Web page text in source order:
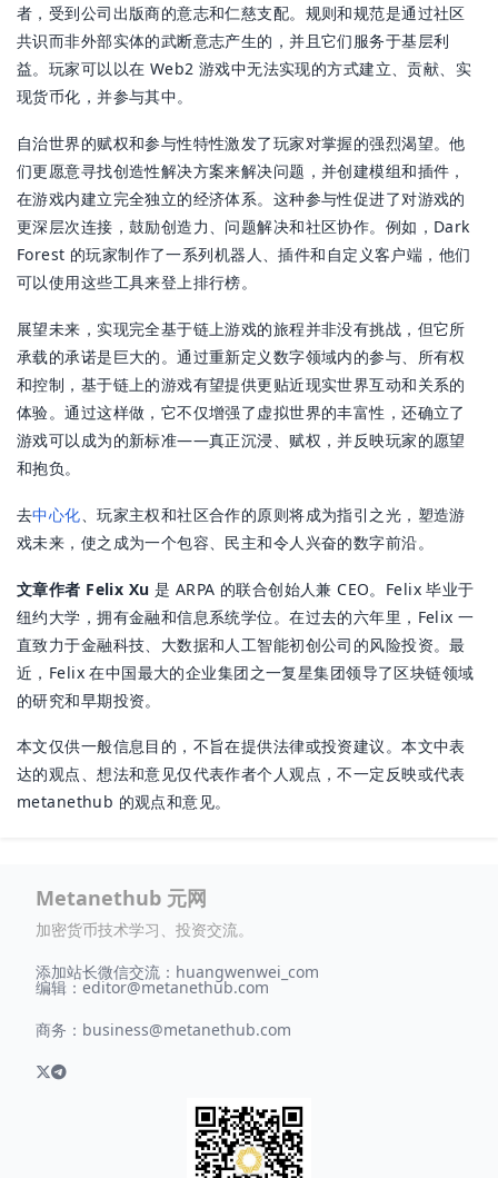
者，受到公司出版商的意志和仁慈支配。规则和规范是通过社区
共识而非外部实体的武断意志产生的，并且它们服务于基层利
益。玩家可以以在 Web2 游戏中无法实现的方式建立、贡献、实
现货币化，并参与其中。
自治世界的赋权和参与性特性激发了玩家对掌握的强烈渴望。他
们更愿意寻找创造性解决方案来解决问题，并创建模组和插件，
在游戏内建立完全独立的经济体系。这种参与性促进了对游戏的
更深层次连接，鼓励创造力、问题解决和社区协作。例如，Dark
Forest 的玩家制作了一系列机器人、插件和自定义客户端，他们
可以使用这些工具来登上排行榜。
展望未来，实现完全基于链上游戏的旅程并非没有挑战，但它所
承载的承诺是巨大的。通过重新定义数字领域内的参与、所有权
和控制，基于链上的游戏有望提供更贴近现实世界互动和关系的
体验。通过这样做，它不仅增强了虚拟世界的丰富性，还确立了
游戏可以成为的新标准——真正沉浸、赋权，并反映玩家的愿望
和抱负。
去中心化 、玩家主权和社区合作的原则将成为指引之光，塑造游
戏未来，使之成为一个包容、民主和令人兴奋的数字前沿。
文章作者 Felix Xu 是 ARPA 的联合创始人兼 CEO。Felix 毕业于
纽约大学，拥有金融和信息系统学位。在过去的六年里，Felix 一
直致力于金融科技、大数据和人工智能初创公司的风险投资。最
近，Felix 在中国最大的企业集团之一复星集团领导了区块链领域
的研究和早期投资。
本文仅供一般信息目的，不旨在提供法律或投资建议。本文中表
达的观点、想法和意见仅代表作者个人观点，不一定反映或代表
metanethub 的观点和意见。
Metanethub 元网
加密货币技术学习、投资交流。
添加站长微信交流：huangwenwei_com
编辑： editor@metanethub.com
商务： business@metanethub.com